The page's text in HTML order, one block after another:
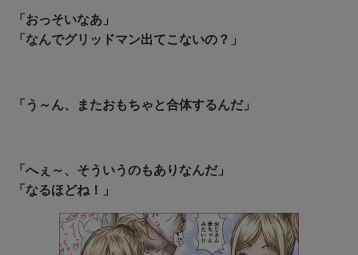
「おっそいなあ」
「なんでグリッドマン出てこないの？」
「う～ん、またおもちゃと合体するんだ」
「へぇ～、そういうのもありなんだ」
「なるほどね！」